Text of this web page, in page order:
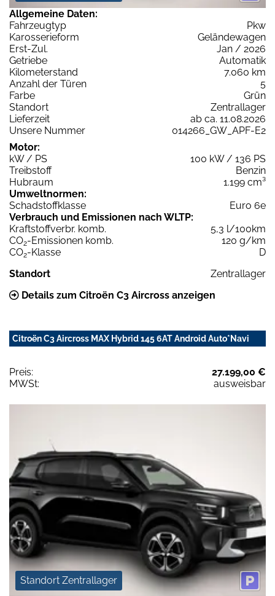
Allgemeine Daten:
Fahrzeugtyp
Pkw
Karosserieform
Geländewagen
Erst-Zul.
Jan / 2026
Getriebe
Automatik
Kilometerstand
7.060 km
Anzahl der Türen
5
Farbe
Grün
Standort
Zentrallager
Lieferzeit
ab ca. 11.08.2026
Unsere Nummer
014266_GW_APF-E2
Motor:
kW / PS
100 kW / 136 PS
Treibstoff
Benzin
Hubraum
1.199 cm³
Umweltnormen:
Schadstoffklasse
Euro 6e
Verbrauch und Emissionen nach WLTP:
Kraftstoffverbr. komb.
5,3 l/100km
CO2-Emissionen komb.
120 g/km
CO2-Klasse
D
Standort
Zentrallager
Details zum Citroën C3 Aircross anzeigen
Citroën C3 Aircross MAX Hybrid 145 6AT Android Auto*Navi
Preis:
27.199,00 €
MWSt:
ausweisbar
Standort Zentrallager